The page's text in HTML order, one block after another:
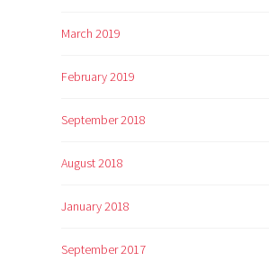
March 2019
February 2019
September 2018
August 2018
January 2018
September 2017